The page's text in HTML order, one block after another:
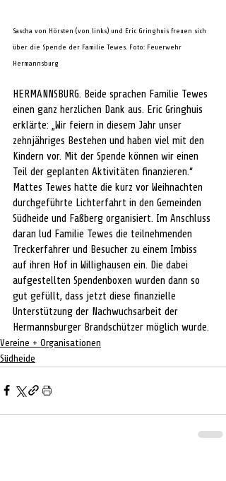
Sascha von Hörsten (von links) und Eric Gringhuis freuen sich
über die Spende der Familie Tewes. Foto: Feuerwehr
Hermannsburg
HERMANNSBURG. Beide sprachen Familie Tewes
einen ganz herzlichen Dank aus. Eric Gringhuis
erklärte: „Wir feiern in diesem Jahr unser
zehnjähriges Bestehen und haben viel mit den
Kindern vor. Mit der Spende können wir einen
Teil der geplanten Aktivitäten finanzieren.“
Mattes Tewes hatte die kurz vor Weihnachten
durchgeführte Lichterfahrt in den Gemeinden
Südheide und Faßberg organisiert. Im Anschluss
daran lud Familie Tewes die teilnehmenden
Treckerfahrer und Besucher zu einem Imbiss
auf ihren Hof in Willighausen ein. Die dabei
aufgestellten Spendenboxen wurden dann so
gut gefüllt, dass jetzt diese finanzielle
Unterstützung der Nachwuchsarbeit der
Hermannsburger Brandschützer möglich wurde.
Vereine + Organisationen
Südheide